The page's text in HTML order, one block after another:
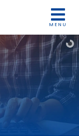
MENU